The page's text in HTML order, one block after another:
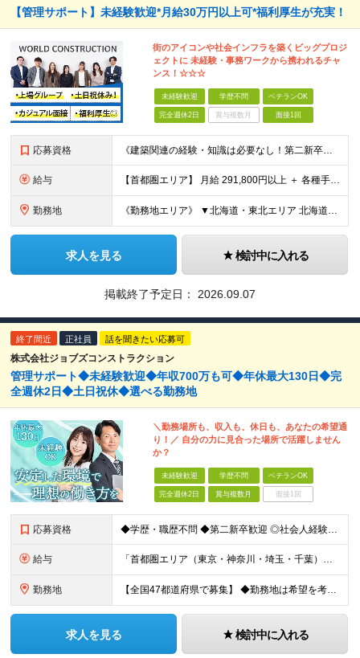
【管理サポート】未経験歓迎*月給30万円以上可*福利厚生が充実！
街のアイコンや社会インフラを築くビッグプロジ
ェクトに 未経験・事務ワークから携われるチャ
ンス！☆☆☆
未経験歓迎 学歴不問 ベテランOK
完全週休2日 賞与複数月 面接1回
応募資格 《建築関連の経験・知識は必要なし！第二新卒歓迎》 ◎学歴・経歴・性別不問 ★20～30代メンバーが活躍中 ★U・Iターン歓迎 《応募条件》 ◆35歳までの方（若年層の長期キャリア形成を図るため） ※
給与 【首都圏エリア】 月給 291,800円以上 ＋ 各種手当 【北関東エリア】 月給 264,260円以上 ＋ 各種手当 【関西・四国エリア】 月給 278,040円以上 ＋ 各種手当 【中部エリ
勤務地 《勤務地エリア》 ▼北海道・東北エリア 北海道、青森県、秋田県、宮城県、岩手県、山形県、福島県 ▼関東エリア 東京都、神奈川県、埼玉県、茨城県、千葉県、群馬県、栃木県 ▼東海・北陸エリア 新潟県、
求人を見る 検討中に入れる
掲載終了予定日： 2026.09.07
終了間近 正社員 話を聞きたい応募可
株式会社ジョブズコンストラクション
管理サポート◆未経験歓迎◆年収700万も可◆年休最大130日◆完
全週休2日◆土日祝休◆選べる勤務地
＼勤務場所も、収入も、休日も、あなたの希望通
り！／ 自分の力に見合った場所で活躍しません
か？
未経験歓迎 学歴不問 ベテランOK
完全週休2日 賞与複数月 面接1回
応募資格 ◆学歴・職歴不問 ◆第二新卒歓迎 ◎社会人経験10～20年以上ある方も活躍中！ ◎これまでの学歴・職歴・転職回数等は一切問いません！ 正社員経験の有無は問わないため、不安がある方も、まずはご相談くだ
給与 「首都圏エリア（東京・神奈川・埼玉・千葉）」 ◆月給25万円～50万円＋各種手当 「首都圏以外のエリア」 ◆月給23万円～50万円＋各種手当 ・あなたの給与は、これまでの経験や能力を考慮の上、決定
勤務地 【全国47都道府県で募集】 ◆勤務地は希望を考慮 ◆転勤なし ◆U・I・Jターン歓迎！ 配属先は以下いずれかのプロジェクト先となります。 ＼積極採用中／ 関東：東京都、神奈川県、埼玉県、千葉県 東
求人を見る 検討中に入れる